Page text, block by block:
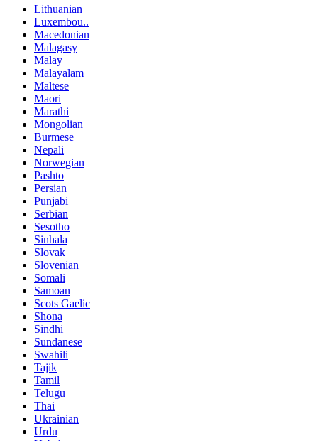
Lithuanian
Luxembou..
Macedonian
Malagasy
Malay
Malayalam
Maltese
Maori
Marathi
Mongolian
Burmese
Nepali
Norwegian
Pashto
Persian
Punjabi
Serbian
Sesotho
Sinhala
Slovak
Slovenian
Somali
Samoan
Scots Gaelic
Shona
Sindhi
Sundanese
Swahili
Tajik
Tamil
Telugu
Thai
Ukrainian
Urdu